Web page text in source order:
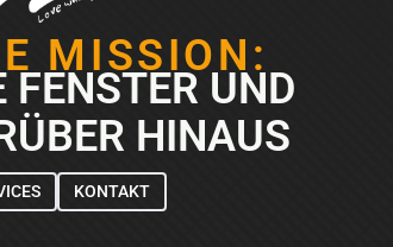
MISSION:
FENSTER UND
HINAUS
KONTAKT